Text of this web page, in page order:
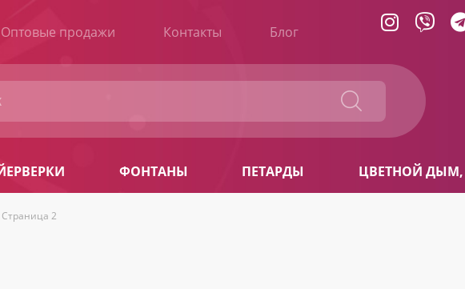
Оптовые продажи Контакты Блог
ФОНТАНЫ ПЕТАРДЫ ЦВЕТНОЙ
Страница 2